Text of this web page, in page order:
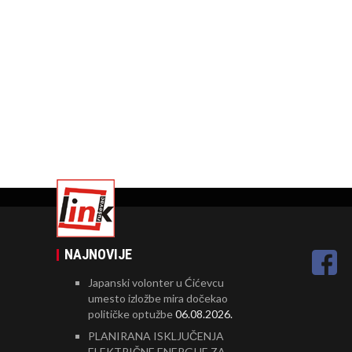
NAJNOVIJE
Japanski volonter u Ćićevcu
umesto izložbe mira dočekao
političke optužbe06.08.2026.
PLANIRANA ISKLJUČENJA